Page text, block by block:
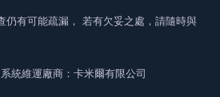
仍有可能疏漏， 若有欠妥之處，請隨時與
系統維運廠商：卡米爾有限公司